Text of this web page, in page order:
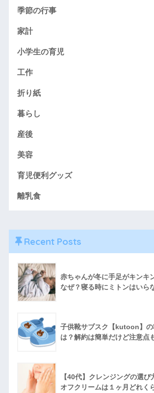
季節の行事
家計
小学生の育児
工作
折り紙
暮らし
産後
美容
育児便利グッズ
離乳食
Recent Posts
赤ちゃんが冬に手足がキンキ
なぜ？寝る時にミトンはいら
子供靴サブスク【kutoon】
は？解約は簡単だけど注意点
【40代】クレンジングの選び
オフクリームは１ヶ月どれく